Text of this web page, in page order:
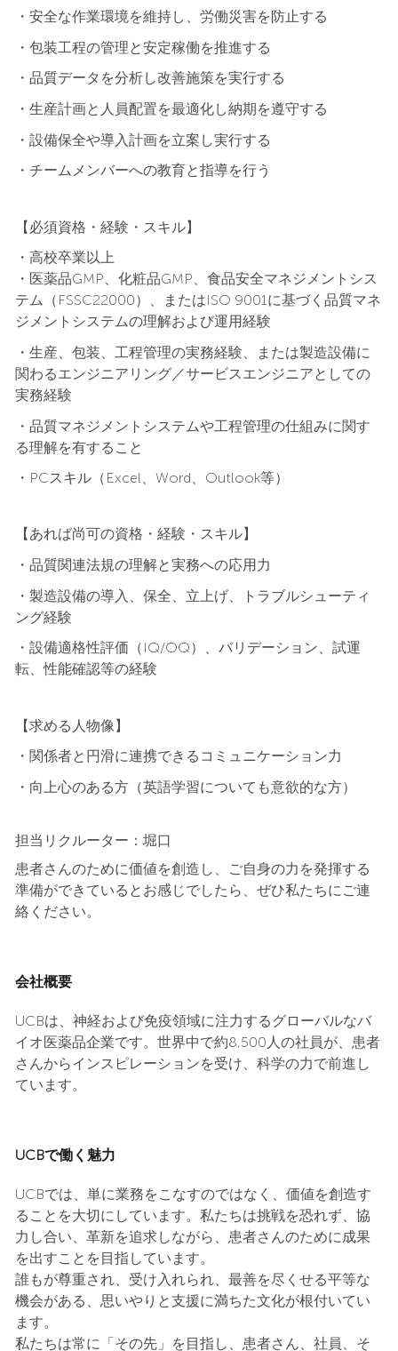
・安全な作業環境を維持し、労働災害を防止する
・包装工程の管理と安定稼働を推進する
・品質データを分析し改善施策を実行する
・生産計画と人員配置を最適化し納期を遵守する
・設備保全や導入計画を立案し実行する
・チームメンバーへの教育と指導を行う
【必須資格・経験・スキル】
・高校卒業以上
・医薬品GMP、化粧品GMP、食品安全マネジメントシス
テム（FSSC22000）、またはISO 9001に基づく品質マネ
ジメントシステムの理解および運用経験
・生産、包装、工程管理の実務経験、または製造設備に
関わるエンジニアリング／サービスエンジニアとしての
実務経験
・品質マネジメントシステムや工程管理の仕組みに関す
る理解を有すること
・PCスキル（Excel、Word、Outlook等）
【あれば尚可の資格・経験・スキル】
・品質関連法規の理解と実務への応用力
・製造設備の導入、保全、立上げ、トラブルシューティ
ング経験
・設備適格性評価（ IQ/OQ）、バリデーション、試運
転、性能確認等の経験
【求める人物像】
・関係者と円滑に連携できるコミュニケーション力
・向上心のある方（英語学習についても意欲的な方）
担当リクルーター：堀口
患者さんのために価値を創造し、ご自身の力を発揮する
準備ができているとお感じでしたら、ぜひ私たちにご連
絡ください。
会社概要
UCBは、神経および免疫領域に注力するグローバルなバ
イオ医薬品企業です。世界中で約8,500人の社員が、患者
さんからインスピレーションを受け、科学の力で前進し
ています。
UCBで働く魅力
UCBでは、単に業務をこなすのではなく、価値を創造す
ることを大切にしています。私たちは挑戦を恐れず、協
力し合い、革新を追求しながら、患者さんのために成果
を出すことを目指しています。
誰もが尊重され、受け入れられ、最善を尽くせる平等な
機会がある、思いやりと支援に満ちた文化が根付いてい
ます。
私たちは常に「その先」を目指し、患者さん、社員、そ